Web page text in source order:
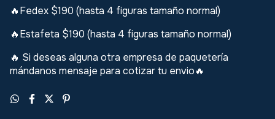
🔥Fedex $190 (hasta 4 figuras tamaño normal)
🔥Estafeta $190 (hasta 4 figuras tamaño normal)
🔥 Si deseas alguna otra empresa de paquetería
mándanos mensaje para cotizar tu envio 🔥